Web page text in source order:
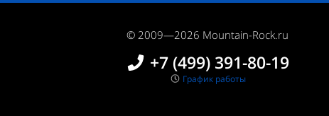
© 2009—2026 Mountain-Rock.ru
+7 (499) 391-80-19
График работы